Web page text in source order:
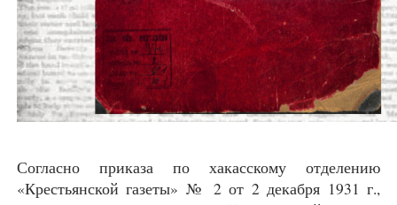
Согласно приказа по хакасскому отделению
«Крестьянской газеты» № 2 от 2 декабря 1931 г.,